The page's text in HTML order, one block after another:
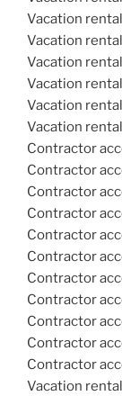
Vacation
Vacation
Vacation
Vacation
Vacation
Vacation
Contractor
Contractor
Contractor
Contractor
Contractor
Contractor
Contractor
Contractor
Contractor
Contractor
Contractor
Vacation